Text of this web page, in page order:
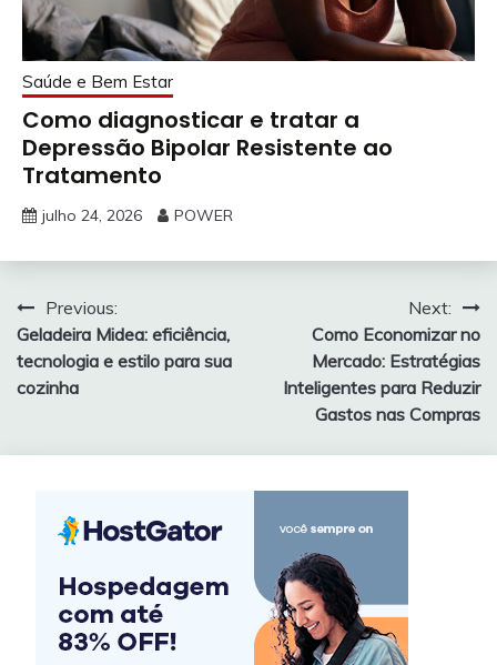
Saúde e Bem Estar
Como diagnosticar e tratar a
Depressão Bipolar Resistente ao
Tratamento
julho 24, 2026 POWER
Navegação
de
Post
Previous:
Geladeira Midea: eficiência,
tecnologia e estilo para sua
cozinha
Next:
Como Economizar no
Mercado: Estratégias
Inteligentes para Reduzir
Gastos nas Compras